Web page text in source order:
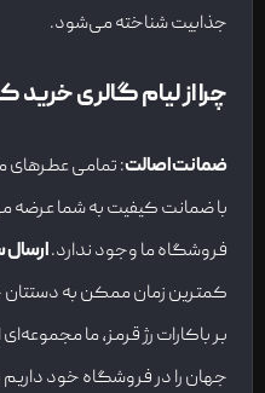
جذابیت شناخته می‌شود.
چرا از لیام گالری خرید
ضمانت اصالت: تمامی عطرهای
با ضمانت کیفیت به شما عرضه
فروشگاه ما وجود ندارد.ارسال
کمترین زمان ممکن به دستتان
بر باکارات رژ قرمز، ما
جهان را در فروشگاه خود داریم